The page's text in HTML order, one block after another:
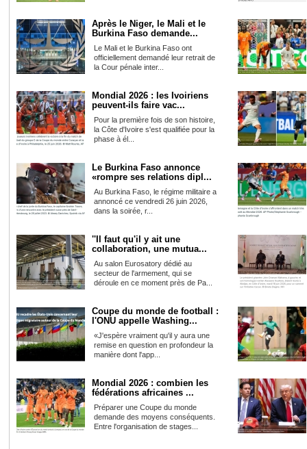
Après le Niger, le Mali et le
Burkina Faso demande...
Le Mali et le Burkina Faso ont
officiellement demandé leur retrait de
la Cour pénale inter...
Mondial 2026 : les Ivoiriens
peuvent-ils faire vac...
Pour la première fois de son histoire,
la Côte d'Ivoire s'est qualifiée pour la
phase à él...
Le Burkina Faso annonce
«rompre ses relations dipl...
Au Burkina Faso, le régime militaire a
annoncé ce vendredi 26 juin 2026,
dans la soirée, r...
''Il faut qu'il y ait une
collaboration, une mutua...
Au salon Eurosatory dédié au
secteur de l'armement, qui se
déroule en ce moment près de Pa...
Coupe du monde de football :
l'ONU appelle Washing...
«J'espère vraiment qu'il y aura une
remise en question en profondeur la
manière dont l'app...
Mondial 2026 : combien les
fédérations africaines ...
Préparer une Coupe du monde
demande des moyens conséquents.
Entre l'organisation de stages...